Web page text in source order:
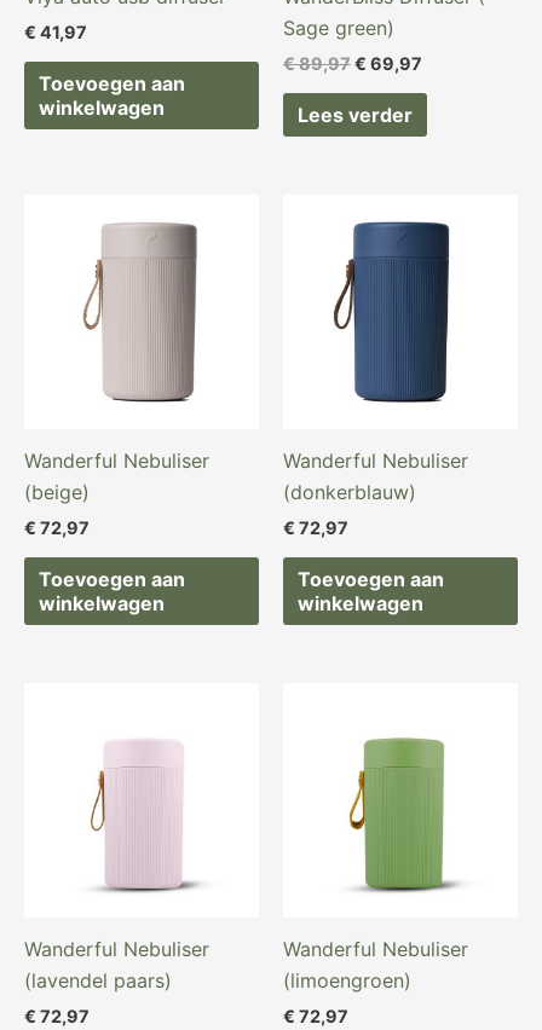
€ 41,97
Toevoegen aan
winkelwagen
Sage green)
€89,97€ 69,97
Lees verder
Wanderful Nebuliser
(beige)
€ 72,97
Toevoegen aan
winkelwagen
Wanderful Nebuliser
(donkerblauw)
€ 72,97
Toevoegen aan
winkelwagen
Wanderful Nebuliser
(lavendel paars)
€ 72,97
Wanderful Nebuliser
(limoengroen)
€ 72,97